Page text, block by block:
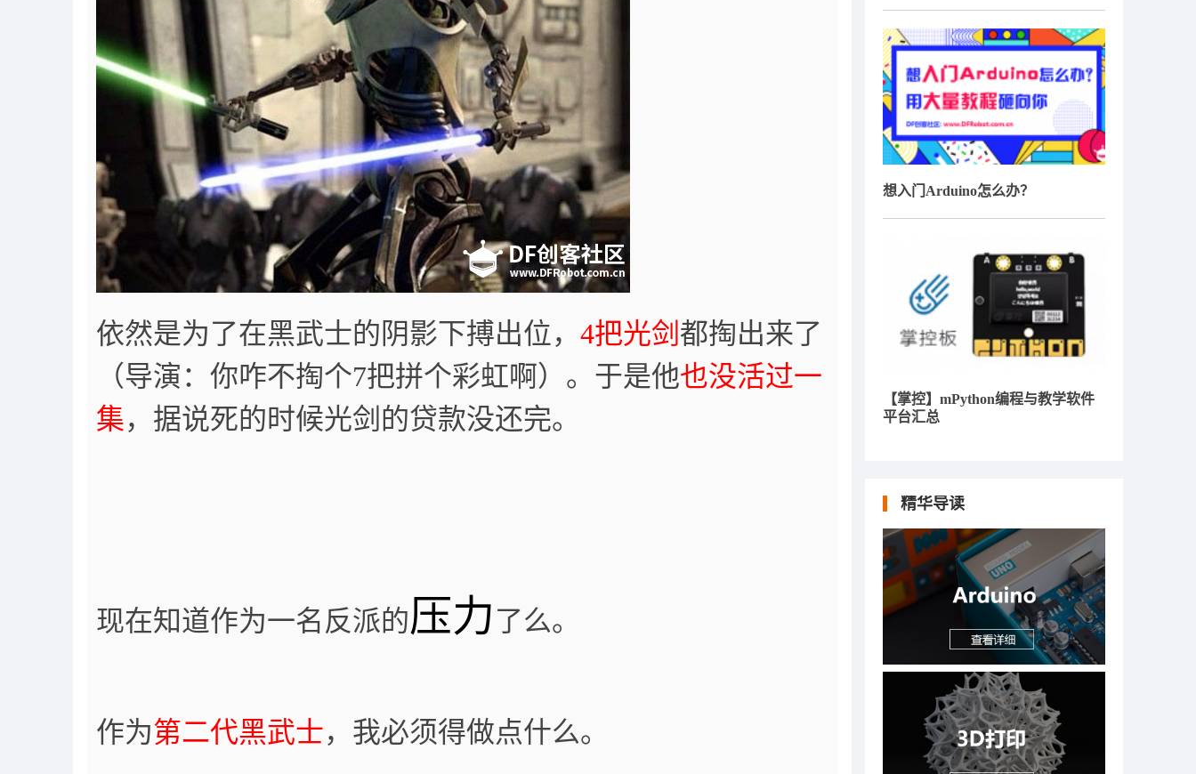
依然是为了在黑武士的阴影下搏出位， 4把光剑 都掏出来了
（导演：你咋不掏个7把拼个彩虹啊）。于是他也没活过一
集，据说死的时候光剑的贷款没还完。
现在知道作为一名反派的压力了么。
作为第二代黑武士，我必须得做点什么。
想入门Arduino怎么办？
【掌控】mPython编程与教学软件
平台汇总
精华导读